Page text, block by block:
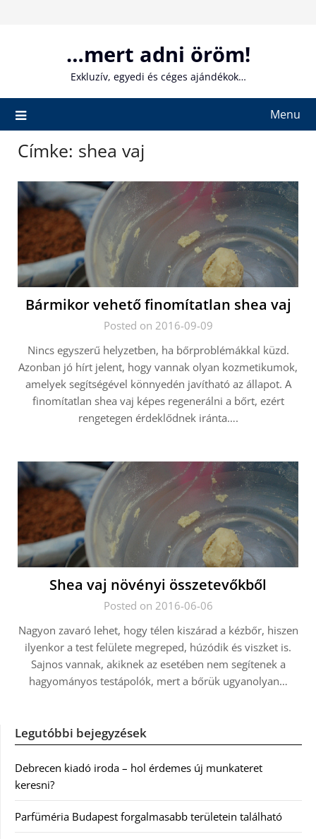
…mert adni öröm!
Exkluzív, egyedi és céges ajándékok…
Menu
Címke: shea vaj
Bármikor vehető finomítatlan shea vaj
Posted on 2016-09-09
Nincs egyszerű helyzetben, ha bőrproblémákkal küzd.
Azonban jó hírt jelent, hogy vannak olyan kozmetikumok,
amelyek segítségével könnyedén javítható az állapot. A
finomítatlan shea vaj képes regenerálni a bőrt, ezért
rengetegen érdeklődnek iránta….
Shea vaj növényi összetevőkből
Posted on 2016-06-06
Nagyon zavaró lehet, hogy télen kiszárad a kézbőr, hiszen
ilyenkor a test felülete megreped, húzódik és viszket is.
Sajnos vannak, akiknek az esetében nem segítenek a
hagyományos testápolók, mert a bőrük ugyanolyan…
Legutóbbi bejegyzések
Debrecen kiadó iroda – hol érdemes új munkateret
keresni?
Parfüméria Budapest forgalmasabb területein található